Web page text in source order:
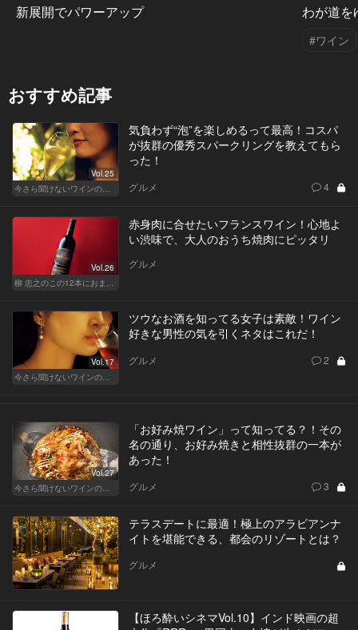
新展開でパワーアップ わが道を
#ワイン
おすすめ記事
Vol.25
今さら聞けないワインの基礎知識
気負わず“泡”を楽しめるって最高！コスパ
が抜群の優秀スパークリングを教えてもら
った！
グルメ 4
Vol.26
柳 忠之のこの12本におまかせ
赤身肉に合せたいフランスワイン！心地よ
い渋味で、大人のおうち焼肉にピッタリ
グルメ
Vol.17
今さら聞けないワインの基礎知識
ツウなお酒を知ってる女子は素敵！ワイン
好きな男性の気を引くネタはこれだ！
グルメ 2
Vol.27
今さら聞けないワインの基礎知識
「お好み焼ワイン」って知ってる？！その
名の通り、お好み焼きと相性抜群の一本が
あった！
グルメ 3
テラスデートに最適！極上のアラビアンナ
イトを堪能できる、都会のリゾートとは？
グルメ
【ほろ酔いシネマVol.10】インド映画の超